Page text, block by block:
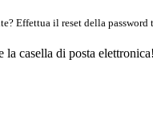
Effettua il reset della password
casella di posta elettronica!